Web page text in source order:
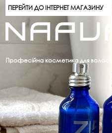
ПЕРЕЙТИ ДО ІНТЕРНЕТ МАГАЗИНУ
Професійна косметика для волосся